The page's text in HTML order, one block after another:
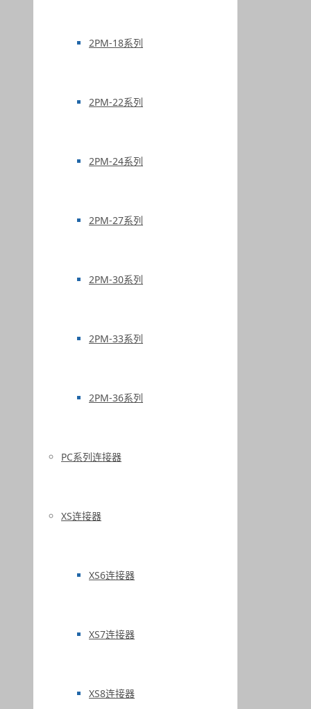
2PM-18系列
2PM-22系列
2PM-24系列
2PM-27系列
2PM-30系列
2PM-33系列
2PM-36系列
PC系列连接器
XS连接器
XS6连接器
XS7连接器
XS8连接器